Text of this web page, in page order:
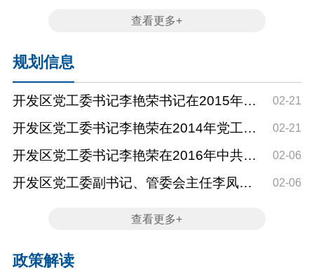
查看更多+
规划信息
开发区党工委书记李艳荣书记在2015年扩
大会讲话（定稿）
02-21
开发区党工委书记李艳荣在2014年党工委
扩大会议上的讲话
02-21
开发区党工委书记李艳荣在2016年中共通
辽经济技术开发区工作...
02-06
开发区党工委副书记、管委会主任李凤文
02-06
查看更多+
政策解读